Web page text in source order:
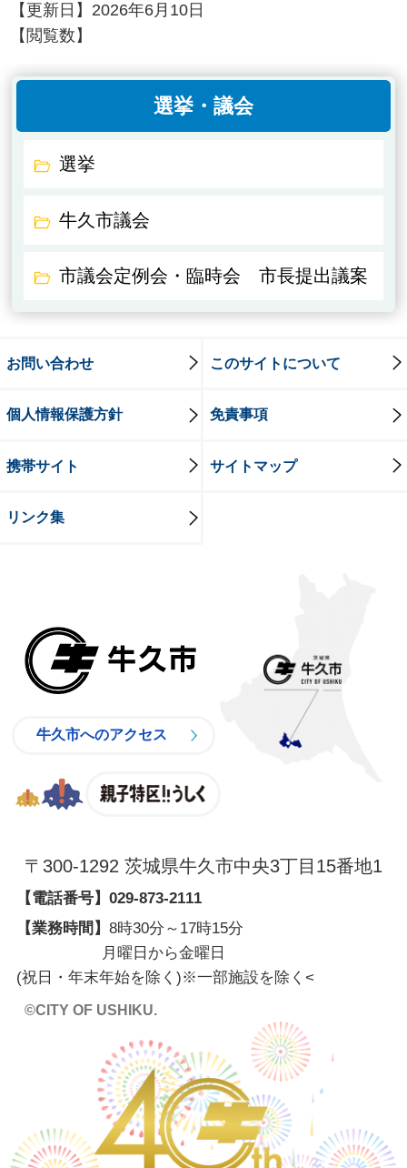
【更新日】 2026年6月10日
【閲覧数】
選挙・議会
選挙
牛久市議会
市議会定例会・臨時会 市長提出議案
お問い合わせ このサイトについて
個人情報保護方針 免責事項
携帯サイト サイトマップ
リンク集
牛久市へのアクセス
〒300-1292 茨城県牛久市中央3丁目15番地1
【電話番号】 029-873-2111
【業務時間】 8時30分～17時15分
月曜日から金曜日
(祝日・年末年始を除く)※一部施設を除く <
©CITY OF USHIKU.